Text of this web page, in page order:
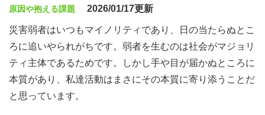
原因や抱える課題
2026/01/17更新
災害弱者はいつもマイノリティであり、日の当たらぬとこ
ろに追いやられがちです。弱者を生むのは社会がマジョリ
ティ主体であるためです。しかし手や目が届かぬところに
本質があり、私達活動はまさにその本質に寄り添うことだ
と思っています。